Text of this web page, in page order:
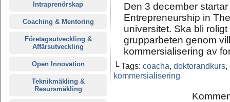
Intraprenörskap
Coaching & Mentoring
Företagsutveckling &
Affärsutveckling
Open Innovation
Teknikmäkling &
Resursmäkling
Den 3 december
Entrepreneurship in
universitet. Ska bli
grupparbeten genom
kommersialisering av
└ Tags: coacha, doktorandkurs,
kommersialisering